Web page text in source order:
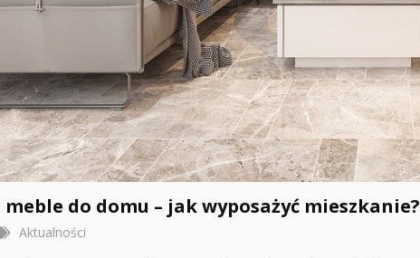
meble do domu – jak wyposażyć mieszkanie?
Aktualności